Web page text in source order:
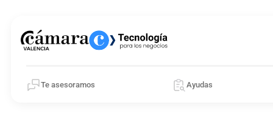
Te asesoramos Ayudas